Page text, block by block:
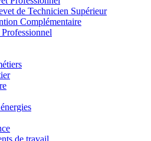
de Technicien Supérieur
Complémentaire
de travail